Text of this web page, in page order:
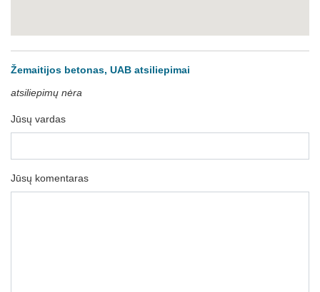
Žemaitijos betonas, UAB atsiliepimai
atsiliepimų nėra
Jūsų vardas
Jūsų komentaras